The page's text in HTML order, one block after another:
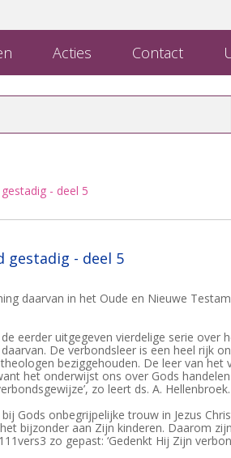
Acties Contact
- deel 5
gestadig - deel 5
daarvan in het Oude en Nieuwe
eerder uitgegeven vierdelige serie over
De verbondsleer is een heel rijk
beziggehouden. De leer van het
het onderwijst ons over Gods
zo leert ds. A. Hellenbroek.
Gods onbegrijpelijke trouw in Jezus
bijzonder aan Zijn kinderen. Daarom
zo gepast: ‘Gedenkt Hij Zijn